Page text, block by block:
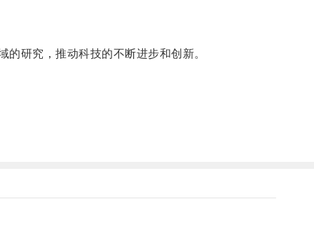
研究，推动科技的不断进步和创新。